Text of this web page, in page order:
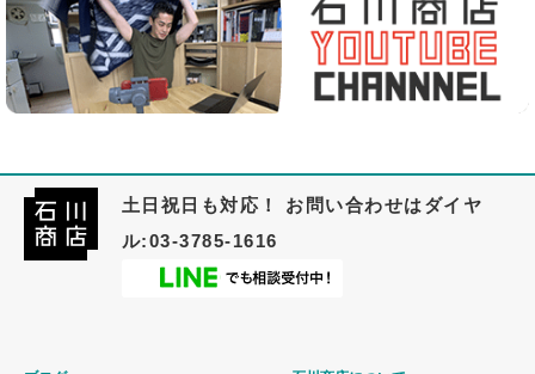
土日祝日も対応！ お問い合わせはダイヤ
ル:03-3785-1616